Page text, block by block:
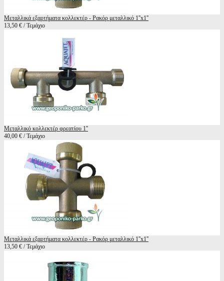
Μεταλλικά εξαρτήματα κολλεκτέρ - Ρακόρ μεταλλικό 1''x1''
13,50 € / Τεμάχιο
Μεταλλικό κολλεκτέρ φρεατίου 1''
40,00 € / Τεμάχιο
Μεταλλικά εξαρτήματα κολλεκτέρ - Ρακόρ μεταλλικό 1''x1''
13,50 € / Τεμάχιο